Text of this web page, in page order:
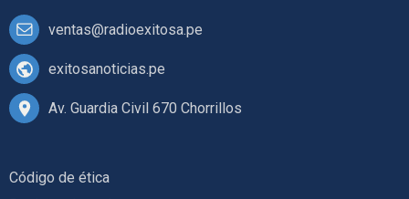
ventas@radioexitosa.pe
exitosanoticias.pe
Av. Guardia Civil 670 Chorrillos
Código de ética